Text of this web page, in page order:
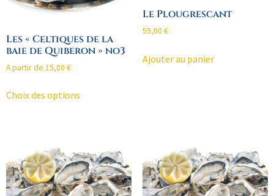
Les « Celtiques de la
baie de Quiberon » no3
A partir de 15,00 €
Choix des options
Le Plougrescant
59,00 €
Ajouter au panier